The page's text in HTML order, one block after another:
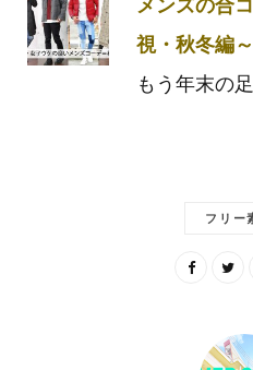
視・秋冬編～
もう年末の
フリー